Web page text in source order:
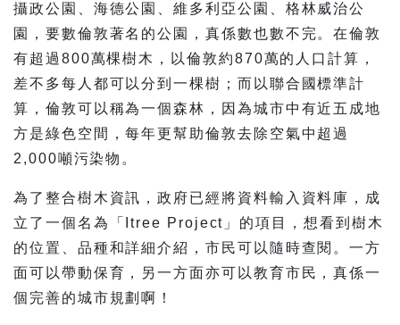
攝政公園、海德公園、維多利亞公園、格林威治公
園，要數倫敦著名的公園，真係數也數不完。在倫敦
有超過800萬棵樹木，以倫敦約870萬的人口計算，
差不多每人都可以分到一棵樹；而以聯合國標準計
算，倫敦可以稱為一個森林，因為城市中有近五成地
方是綠色空間，每年更幫助倫敦去除空氣中超過
2,000噸污染物。
為了整合樹木資訊，政府已經將資料輸入資料庫，成
立了一個名為「Itree Project」的項目，想看到樹木
的位置、品種和詳細介紹，市民可以隨時查閱。一方
面可以帶動保育，另一方面亦可以教育市民，真係一
個完善的城市規劃啊！